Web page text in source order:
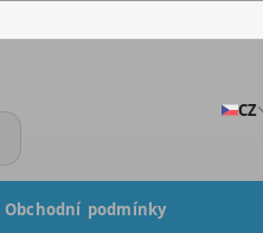
CZ
Obchodní podmínky